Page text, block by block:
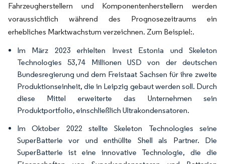
Fahrzeugherstellern und Komponentenherstellern werden
voraussichtlich während des Prognosezeitraums ein
erhebliches Marktwachstum verzeichnen. Zum Beispiel:.
Im März 2023 erhielten Invest Estonia und Skeleton
Technologies 53,74 Millionen USD von der deutschen
Bundesregierung und dem Freistaat Sachsen für ihre zweite
Produktionseinheit, die in Leipzig gebaut werden soll. Durch
diese Mittel erweiterte das Unternehmen sein
Produktportfolio, einschließlich Ultrakondensatoren.
Im Oktober 2022 stellte Skeleton Technologies seine
SuperBatterie vor und enthüllte Shell als Partner. Die
SuperBatterie ist eine innovative Technologie, die die